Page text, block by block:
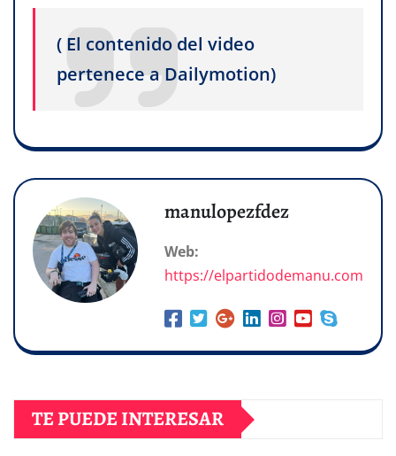
( El contenido del video
pertenece a Dailymotion)
manulopezfdez
Web:
https://elpartidodemanu.com
TE PUEDE INTERESAR